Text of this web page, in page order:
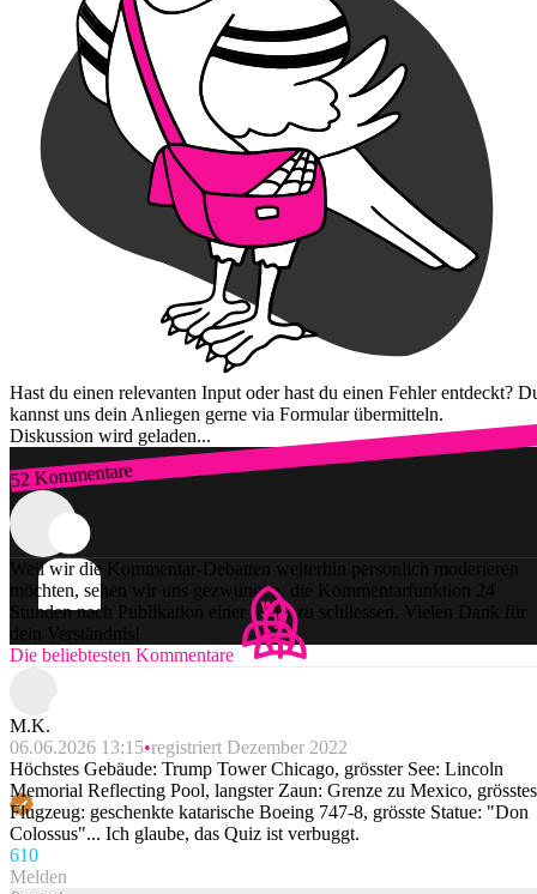
Hast du einen relevanten Input oder hast du einen Fehler entdeckt?
kannst uns dein Anliegen gerne via Formular übermitteln.
Diskussion wird geladen...
52 Kommentare
Zum Login
Weil wir die Kommentar-Debatten weiterhin persönlich moderieren
möchten, sehen wir uns gezwungen, die Kommentarfunktion 24
Stunden nach Publikation einer Story zu schliessen. Vielen Dank für
dein Verständnis!
Die beliebtesten Kommentare
M.K.
06.06.2026 13:15 registriert Dezember 2022
Höchstes Gebäude: Trump Tower Chicago, grösster See: Lincoln
Memorial Reflecting Pool, langster Zaun: Grenze zu Mexico, grösstes
Flugzeug: geschenkte katarische Boeing 747-8, grösste Statue: "Don
Colossus"... Ich glaube, das Quiz ist verbuggt.
610
Melden